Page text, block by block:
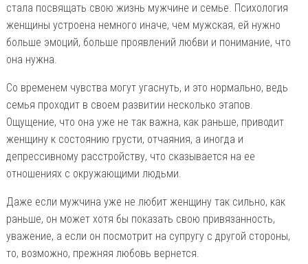
стала посвящать свою жизнь мужчине и семье. Психология
женщины устроена немного иначе, чем мужская, ей нужно
больше эмоций, больше проявлений любви и понимание, что
она нужна.
Со временем чувства могут угаснуть, и это нормально, ведь
семья проходит в своем развитии несколько этапов.
Ощущение, что она уже не так важна, как раньше, приводит
женщину к состоянию грусти, отчаяния, а иногда и
депрессивному расстройству, что сказывается на ее
отношениях с окружающими людьми.
Даже если мужчина уже не любит женщину так сильно, как
раньше, он может хотя бы показать свою привязанность,
уважение, а если он посмотрит на супругу с другой стороны,
то, возможно, прежняя любовь вернется.